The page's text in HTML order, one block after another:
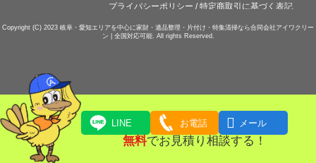
プライバシーポリシー /特定商取引に基づく表記
Copyright (C) 2023 岐阜・愛知エリアを中心に家財・遺品整理・片付け・特集清掃なら合同会社アイワクリー
ン | 全国対応可能. All rights Reserved.
LINE お電話  メール
無料でお見積り相談する！